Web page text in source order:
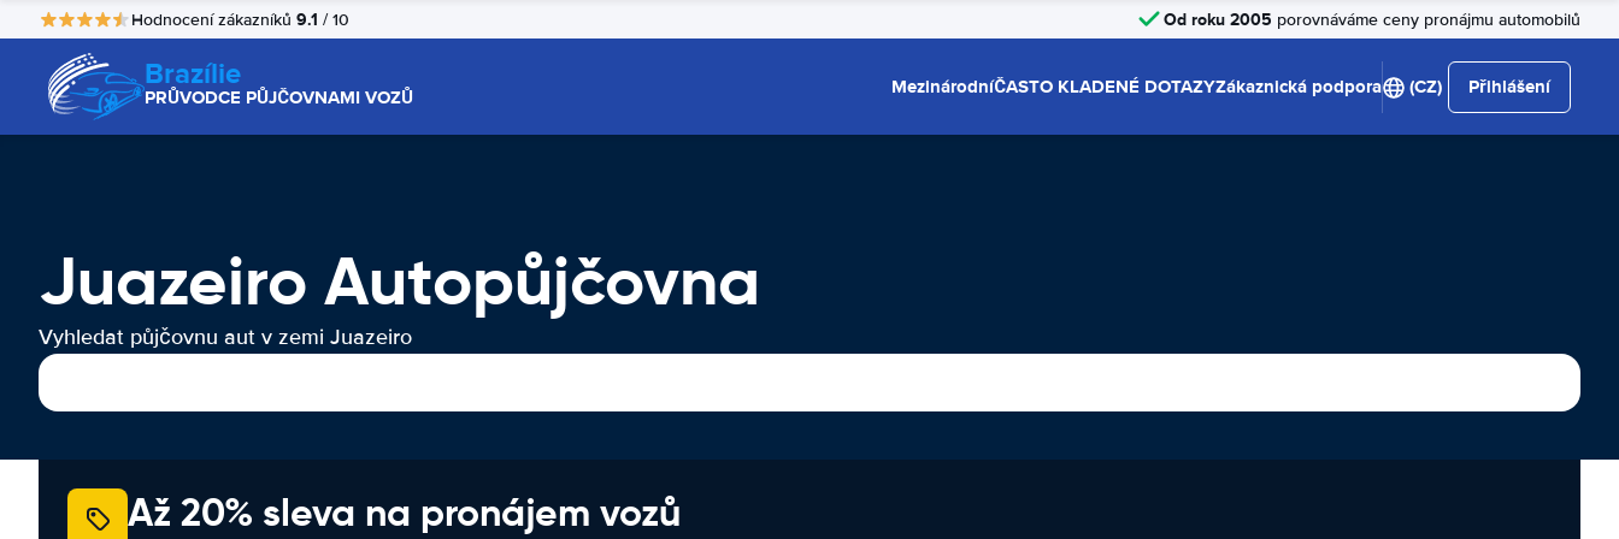
Hodnocení zákazníků 9.1 / 10 Od roku 2005 porovnáváme ceny pronájmu automobilů
Brazílie
PRŮVODCE PŮJČOVNAMI VOZŮ MezinárodníČASTO KLADENÉ DOTAZYZákaznická podpora (CZ) Přihlášení
Juazeiro Autopůjčovna
Vyhledat půjčovnu aut v zemi Juazeiro
Až 20% sleva na pronájem vozů